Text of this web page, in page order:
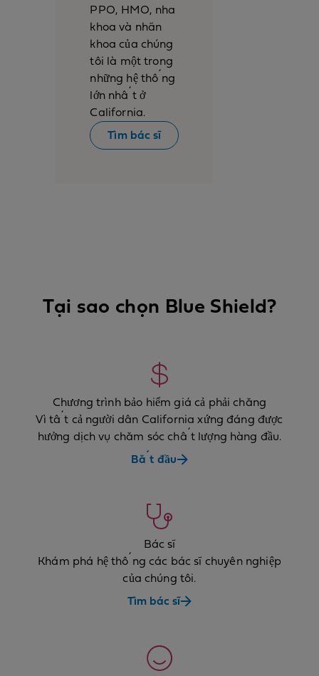
PPO, HMO, nha
khoa và nhãn
khoa của chúng
tôi là một trong
những hệ thống
lớn nhất ở
California.
Tìm bác sĩ
Tại sao chọn Blue Shield?
Chương trình bảo hiểm giá cả phải chăng
Vì tất cả người dân California xứng đáng được
hưởng dịch vụ chăm sóc chất lượng hàng đầu.
Bắt đầu
Bác sĩ
Khám phá hệ thống các bác sĩ chuyên nghiệp
của chúng tôi.
Tìm bác sĩ